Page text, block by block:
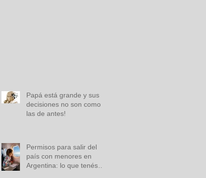
Papá está grande y sus
decisiones no son como
las de antes!
Permisos para salir del
país con menores en
Argentina: lo que tenés